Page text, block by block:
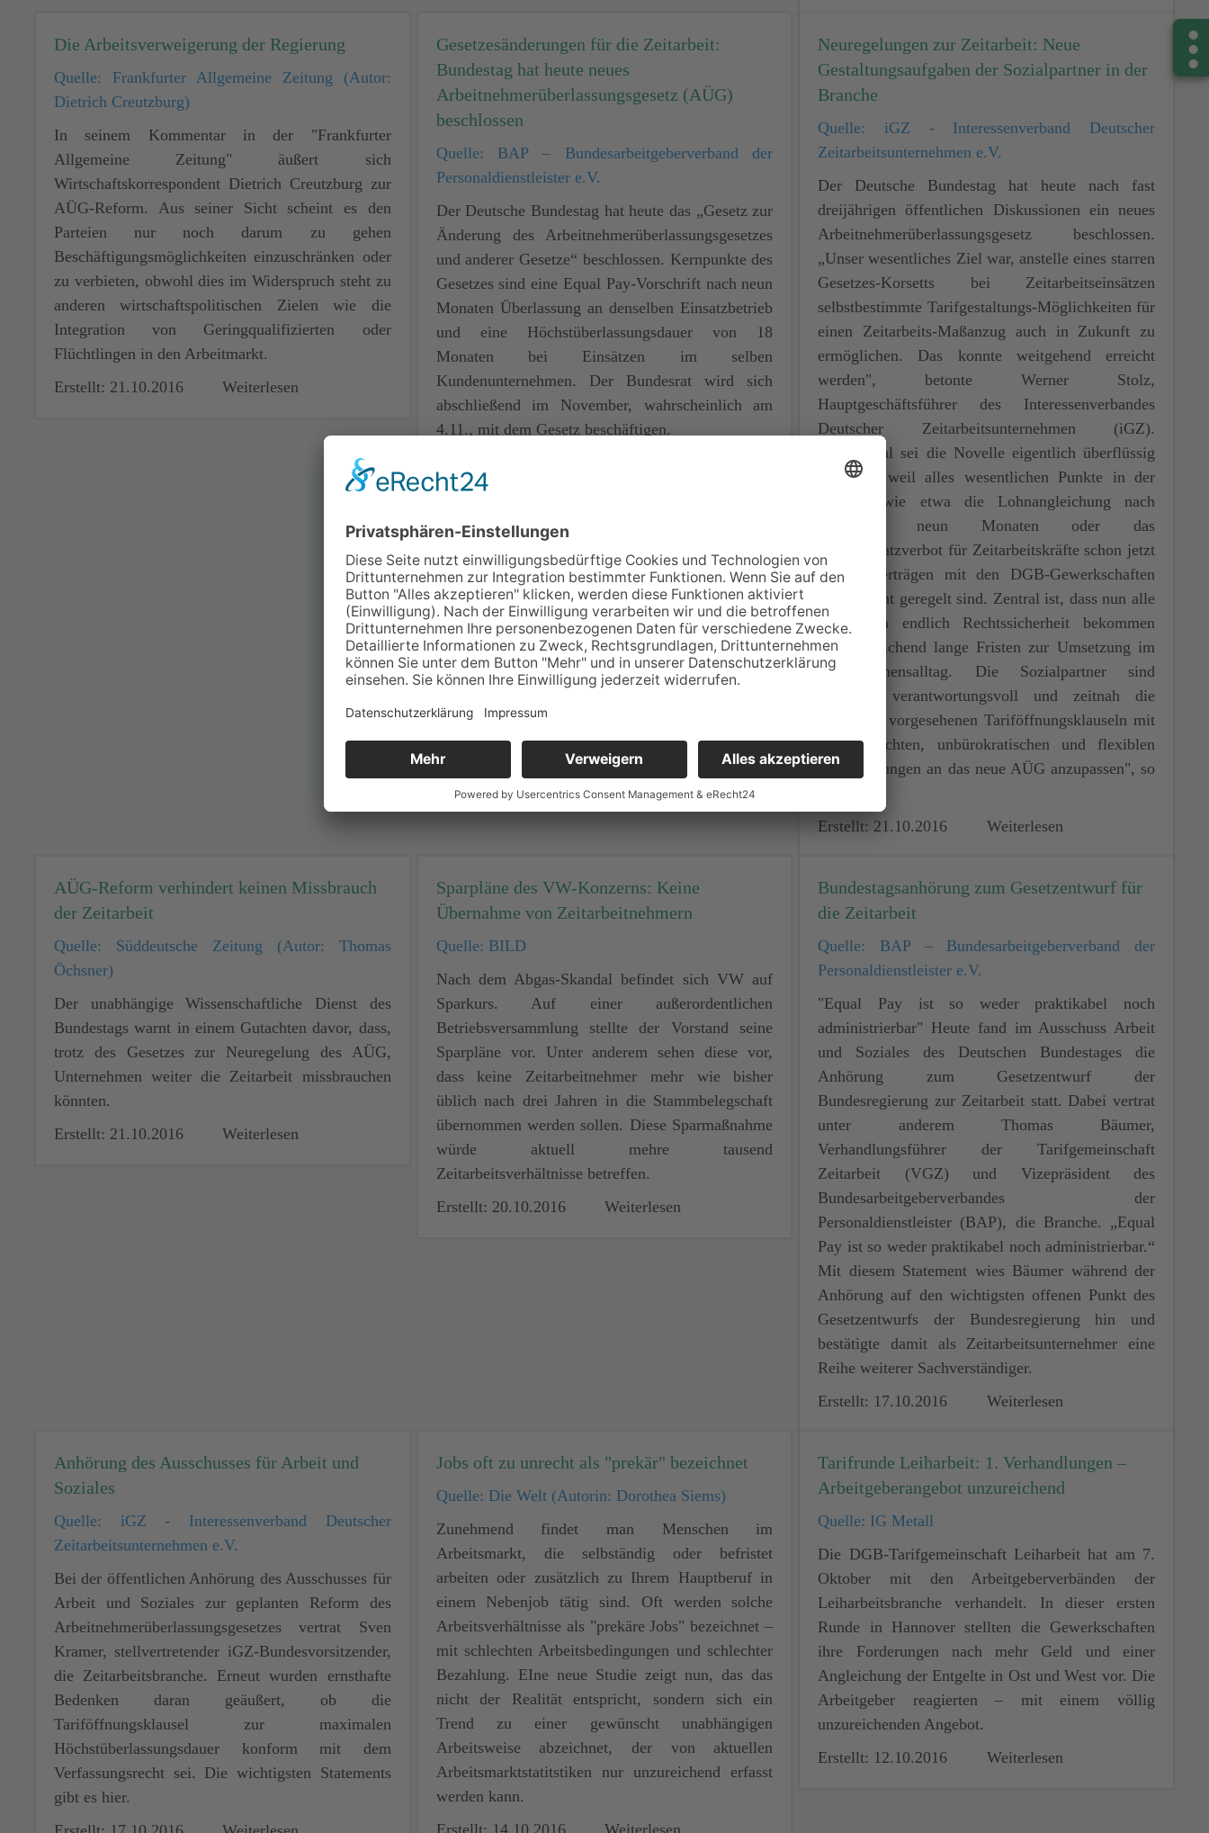
Die Arbeitsverweigerung der Regierung
Quelle: Frankfurter Allgemeine Zeitung (Autor:
Dietrich Creutzburg)
In seinem Kommentar in der "Frankfurter
Allgemeine Zeitung" äußert sich
Wirtschaftskorrespondent Dietrich Creutzburg zur
AÜG-Reform. Aus seiner Sicht scheint es den
Parteien nur noch darum zu gehen
Beschäftigungsmöglichkeiten einzuschränken oder
zu verbieten, obwohl dies im Widerspruch steht zu
anderen wirtschaftspolitischen Zielen wie die
Integration von Geringqualifizierten oder
Flüchtlingen in den Arbeitmarkt.
Erstellt: 21.10.2016
Weiterlesen
Gesetzesänderungen für die Zeitarbeit:
Bundestag hat heute neues
Arbeitnehmerüberlassungsgesetz (AÜG)
beschlossen
Quelle: BAP – Bundesarbeitgeberverband der
Personaldienstleister e.V.
Der Deutsche Bundestag hat heute das „Gesetz zur
Änderung des Arbeitnehmerüberlassungsgesetzes
und anderer Gesetze“ beschlossen. Kernpunkte des
Gesetzes sind eine Equal Pay-Vorschrift nach neun
Monaten Überlassung an denselben Einsatzbetrieb
und eine Höchstüberlassungsdauer von 18
Monaten bei Einsätzen im selben
Kundenunternehmen. Der Bundesrat wird sich
abschließend im November, wahrscheinlich am
4.11., mit dem Gesetz beschäftigen.
Neuregelungen zur Zeitarbeit: Neue
Gestaltungsaufgaben der Sozialpartner in der
Branche
Quelle: iGZ - Interessenverband Deutscher
Zeitarbeitsunternehmen e.V.
Der Deutsche Bundestag hat heute nach fast
dreijährigen öffentlichen Diskussionen ein neues
Arbeitnehmerüberlassungsgesetz beschlossen.
„Unser wesentliches Ziel war, anstelle eines starren
Gesetzes-Korsetts bei Zeitarbeitseinsätzen
selbstbestimmte Tarifgestaltungs-Möglichkeiten für
einen Zeitarbeits-Maßanzug auch in Zukunft zu
ermöglichen. Das konnte weitgehend erreicht
werden", betonte Werner Stolz,
Hauptgeschäftsführer des Interessenverbandes
Deutscher Zeitarbeitsunternehmen (iGZ).
Gleichwohl sei die Novelle eigentlich überflüssig
gewesen, weil alles wesentlichen Punkte in der
Novelle wie etwa die Lohnangleichung nach
spätestens neun Monaten oder das
Streikeinsatzverbot für Zeitarbeitskräfte schon jetzt
in Tarifverträgen mit den DGB-Gewerkschaften
sachgerecht geregelt sind. Zentral ist, dass nun alle
Beteiligten endlich Rechtssicherheit bekommen
und hinreichend lange Fristen zur Umsetzung im
Unternehmensalltag. Die Sozialpartner sind
gehalten, verantwortungsvoll und zeitnah die
gesetzlich vorgesehenen Tariföffnungsklauseln mit
praxisgerechten, unbürokratischen und flexiblen
Tarifregelungen an das neue AÜG anzupassen", so
Erstellt: 21.10.2016
Weiterlesen
AÜG-Reform verhindert keinen Missbrauch
der Zeitarbeit
Quelle: Süddeutsche Zeitung (Autor: Thomas
Öchsner)
Der unabhängige Wissenschaftliche Dienst des
Bundestags warnt in einem Gutachten davor, dass,
trotz des Gesetzes zur Neuregelung des AÜG,
Unternehmen weiter die Zeitarbeit missbrauchen
könnten.
Erstellt: 21.10.2016
Weiterlesen
Sparpläne des VW-Konzerns: Keine
Übernahme von Zeitarbeitnehmern
Quelle: BILD
Nach dem Abgas-Skandal befindet sich VW auf
Sparkurs. Auf einer außerordentlichen
Betriebsversammlung stellte der Vorstand seine
Sparpläne vor. Unter anderem sehen diese vor,
dass keine Zeitarbeitnehmer mehr wie bisher
üblich nach drei Jahren in die Stammbelegschaft
übernommen werden sollen. Diese Sparmaßnahme
würde aktuell mehre tausend
Zeitarbeitsverhältnisse betreffen.
Erstellt: 20.10.2016
Weiterlesen
Bundestagsanhörung zum Gesetzentwurf für
die Zeitarbeit
Quelle: BAP – Bundesarbeitgeberverband der
Personaldienstleister e.V.
"Equal Pay ist so weder praktikabel noch
administrierbar" Heute fand im Ausschuss Arbeit
und Soziales des Deutschen Bundestages die
Anhörung zum Gesetzentwurf der
Bundesregierung zur Zeitarbeit statt. Dabei vertrat
unter anderem Thomas Bäumer,
Verhandlungsführer der Tarifgemeinschaft
Zeitarbeit (VGZ) und Vizepräsident des
Bundesarbeitgeberverbandes der
Personaldienstleister (BAP), die Branche. „Equal
Pay ist so weder praktikabel noch administrierbar.“
Mit diesem Statement wies Bäumer während der
Anhörung auf den wichtigsten offenen Punkt des
Gesetzentwurfs der Bundesregierung hin und
bestätigte damit als Zeitarbeitsunternehmer eine
Reihe weiterer Sachverständiger.
Erstellt: 17.10.2016
Weiterlesen
Anhörung des Ausschusses für Arbeit und
Soziales
Quelle: iGZ - Interessenverband Deutscher
Zeitarbeitsunternehmen e.V.
Bei der öffentlichen Anhörung des Ausschusses für
Arbeit und Soziales zur geplanten Reform des
Arbeitnehmerüberlassungsgesetzes vertrat Sven
Kramer, stellvertretender iGZ-Bundesvorsitzender,
die Zeitarbeitsbranche. Erneut wurden ernsthafte
Bedenken daran geäußert, ob die
Tariföffnungsklausel zur maximalen
Höchstüberlassungsdauer konform mit dem
Verfassungsrecht sei. Die wichtigsten Statements
gibt es hier.
Jobs oft zu unrecht als "prekär" bezeichnet
Quelle: Die Welt (Autorin: Dorothea Siems)
Zunehmend findet man Menschen im
Arbeitsmarkt, die selbständig oder befristet
arbeiten oder zusätzlich zu Ihrem Hauptberuf in
einem Nebenjob tätig sind. Oft werden solche
Arbeitsverhältnisse als "prekäre Jobs" bezeichnet –
mit schlechten Arbeitsbedingungen und schlechter
Bezahlung. EIne neue Studie zeigt nun, das das
nicht der Realität entspricht, sondern sich ein
Trend zu einer gewünscht unabhängigen
Arbeitsweise abzeichnet, der von aktuellen
Arbeitsmarktstatitstiken nur unzureichend erfasst
werden kann.
Erstellt: 14.10.2016
Weiterlesen
Tarifrunde Leiharbeit: 1. Verhandlungen –
Arbeitgeberangebot unzureichend
Quelle: IG Metall
Die DGB-Tarifgemeinschaft Leiharbeit hat am 7.
Oktober mit den Arbeitgeberverbänden der
Leiharbeitsbranche verhandelt. In dieser ersten
Runde in Hannover stellten die Gewerkschaften
ihre Forderungen nach mehr Geld und einer
Angleichung der Entgelte in Ost und West vor. Die
Arbeitgeber reagierten – mit einem völlig
unzureichenden Angebot.
Erstellt: 12.10.2016
Weiterlesen